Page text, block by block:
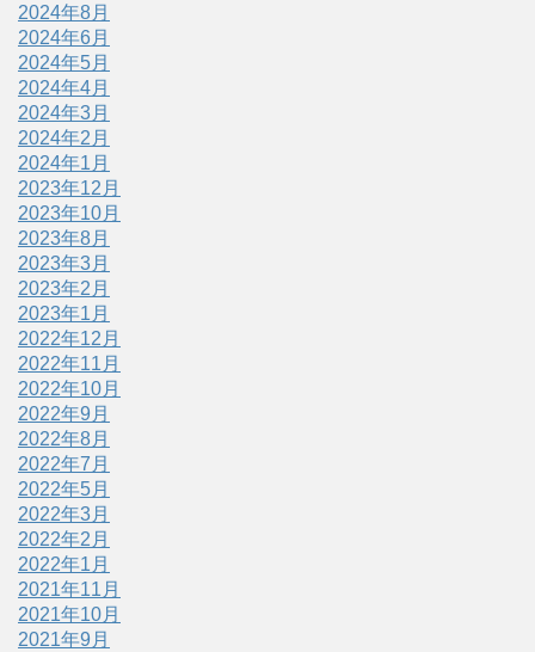
2024年8月
2024年6月
2024年5月
2024年4月
2024年3月
2024年2月
2024年1月
2023年12月
2023年10月
2023年8月
2023年3月
2023年2月
2023年1月
2022年12月
2022年11月
2022年10月
2022年9月
2022年8月
2022年7月
2022年5月
2022年3月
2022年2月
2022年1月
2021年11月
2021年10月
2021年9月